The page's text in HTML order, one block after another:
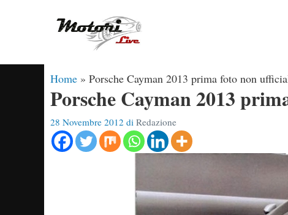
Home » Porsche Cayman 2013 prima foto non
Porsche Cayman 2013
28 Novembre 2012 di Redazione